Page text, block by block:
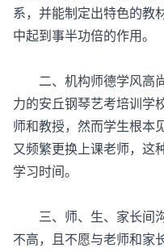
系，并能制定出特色的教
中起到事半功倍的作用。
二、机构师德学风高
力的安丘钢琴艺考培训学
师和教授，然而学生根本
又频繁更换上课老师，这
学习时间。
三、师、生、家长间沟
不高，且不愿与老师和家